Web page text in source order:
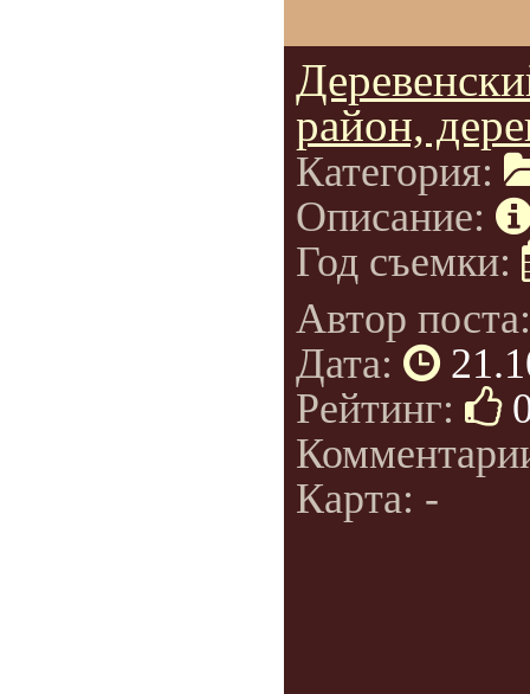
район,
Категория:
Описание:
Год съемки:
Автор
Дата:
Рейтинг:
Карта: -